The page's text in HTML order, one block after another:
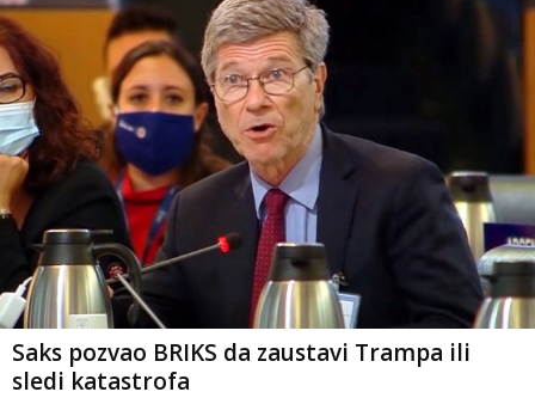
Saks pozvao BRIKS da zaustavi Trampa ili
sledi katastrofa